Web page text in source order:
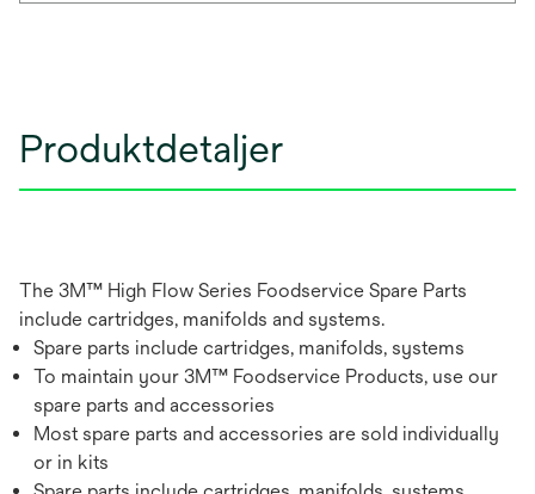
Produktdetaljer
The 3M™ High Flow Series Foodservice Spare Parts
include cartridges, manifolds and systems.
Spare parts include cartridges, manifolds, systems
To maintain your 3M™ Foodservice Products, use our
spare parts and accessories
Most spare parts and accessories are sold individually
or in kits